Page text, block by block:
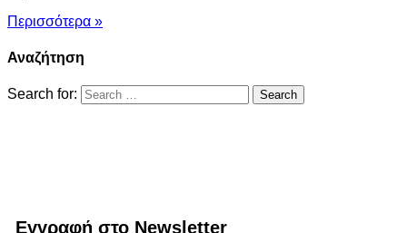
Περισσότερα »
Αναζήτηση
Search for:
Εγγραφή στο Newsletter